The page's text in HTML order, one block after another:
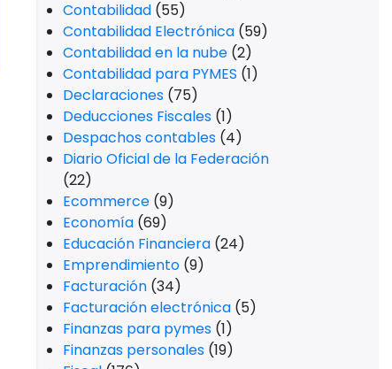
Contabilidad (55)
Contabilidad Electrónica (59)
Contabilidad en la nube (2)
Contabilidad para PYMES (1)
Declaraciones (75)
Deducciones Fiscales (1)
Despachos contables (4)
Diario Oficial de la Federación
(22)
Ecommerce (9)
Economía (69)
Educación Financiera (24)
Emprendimiento (9)
Facturación (34)
Facturación electrónica (5)
Finanzas para pymes (1)
Finanzas personales (19)